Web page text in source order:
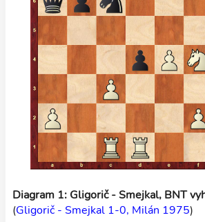
Diagram 1: Gligorič - Smejkal, BNT
(Gligorič - Smejkal 1-0, Milán 1975)